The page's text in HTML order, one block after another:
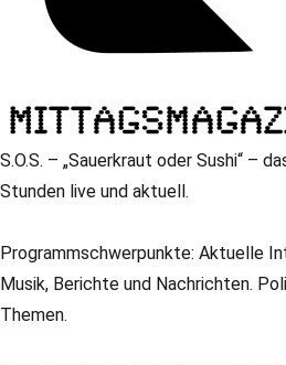
S.O.S. – „Sauerkraut oder Sushi“ –
Stunden live und aktuell.
Programmschwerpunkte: Aktuelle
Musik, Berichte und Nachrichten.
Themen.